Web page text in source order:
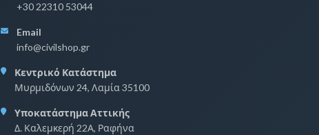
+30 22310 53044
Email
info@civilshop.gr
Κεντρικό Κατάστημα
Μυρμιδόνων 24, Λαμία 35100
Υποκατάστημα Αττικής
Δ. Καλεμκερή 22Α, Ραφήνα